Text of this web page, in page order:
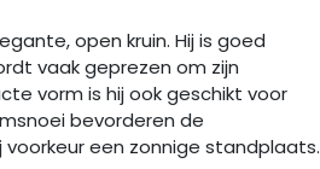
open kruin. Hij is goed
vaak geprezen om zijn
vorm is hij ook geschikt voor
bevorderen de
een zonnige standplaats.